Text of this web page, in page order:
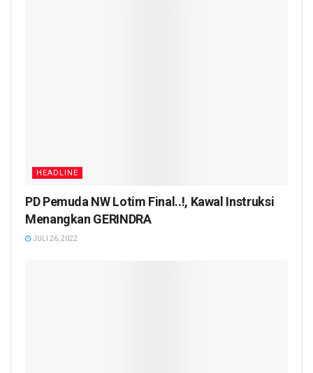
HEADLINE
PD Pemuda NW Lotim Final..!, Kawal Instruksi
Menangkan GERINDRA
JULI 26, 2022